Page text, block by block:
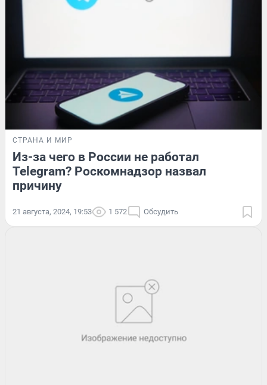
СТРАНА И МИР
Из-за чего в России не работал
Telegram? Роскомнадзор назвал
причину
21 августа, 2024, 19:53 1 572 Обсудить